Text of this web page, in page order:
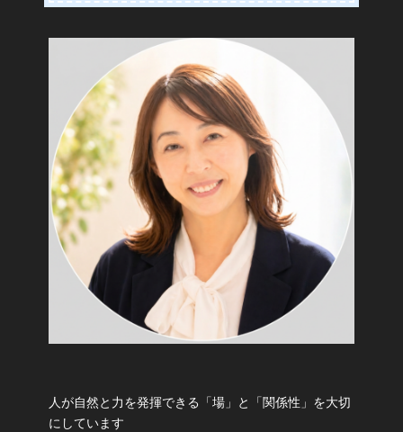
人が自然と力を発揮できる「場」と「関係性」を大切
にしています